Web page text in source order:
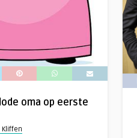
oma op eerste
Kliffen